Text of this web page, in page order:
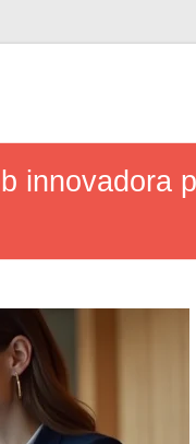
innovadora